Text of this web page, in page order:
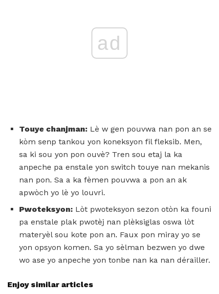
ad
Touye chanjman: Lè w gen pouvwa nan pon an se
kòm senp tankou yon koneksyon fil fleksib. Men,
sa ki sou yon pon ouvè? Tren sou etaj la ka
anpeche pa enstale yon switch touye nan mekanis
nan pon. Sa a ka fèmen pouvwa a pon an ak
apwòch yo lè yo louvri.
Pwoteksyon: Lòt pwoteksyon sezon otòn ka founi
pa enstale plak pwotèj nan plèksiglas oswa lòt
materyèl sou kote pon an. Faux pon miray yo se
yon opsyon komen. Sa yo sèlman bezwen yo dwe
wo ase yo anpeche yon tonbe nan ka nan dérailler.
Enjoy similar articles